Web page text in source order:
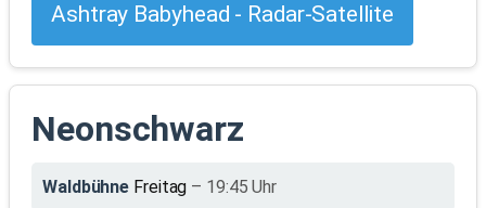
Ashtray Babyhead - Radar-Satellite
Neonschwarz
Waldbühne Freitag – 19:45 Uhr